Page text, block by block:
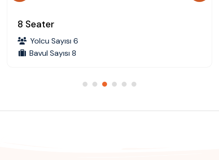
8 Seater
Yolcu Sayısı 6
Bavul Sayısı 8